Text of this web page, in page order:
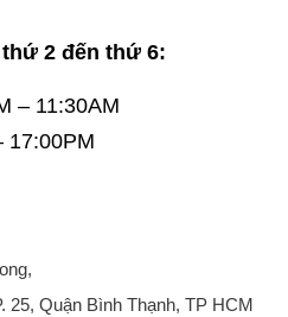
2 đến thứ 6:
– 11:30AM
17:00PM
25, Quận Bình Thạnh, TP HCM